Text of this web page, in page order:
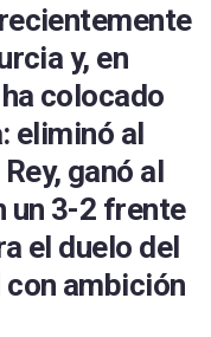
y, en
colocado
eliminó al
ganó al
un 3-2 frente
el duelo del
con ambición